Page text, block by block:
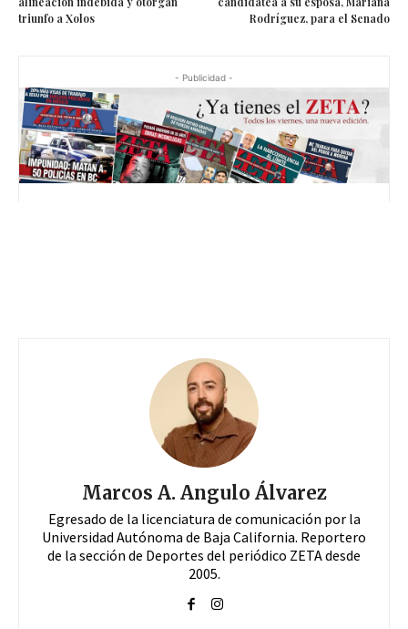
triunfo a Xolos
Rodríguez, para el Senado
- Publicidad -
Marcos A. Angulo Álvarez
Egresado de la licenciatura de comunicación por la
Universidad Autónoma de Baja California. Reportero
de la sección de Deportes del periódico ZETA desde
2005.